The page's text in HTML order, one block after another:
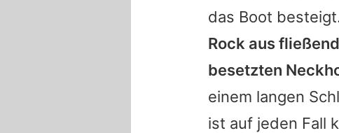
das Boot
Rock aus
besetzten
einem langen
ist auf jeden Fall